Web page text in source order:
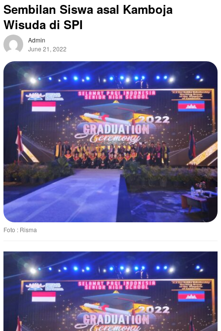
Sembilan Siswa asal Kamboja
Wisuda di SPI
Admin
June 21, 2022
Foto : Risma